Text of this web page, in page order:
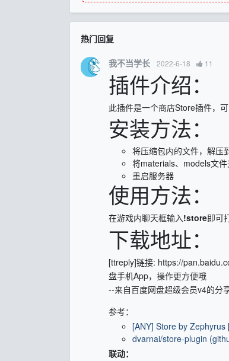
热门回复
我不当学长 2022-6-18 11
插件介绍：
此插件是一个商店Store插件，
安装方法：
将压缩包内的文件，解压
将materials、models文
重启服务器
使用方法：
在游戏内聊天框输入!store即可
下载地址：
[ttreply]链接: https://
盘手机App，操作更方便哦
--来自百度网盘超级会员v4的分
参考：
[ANY] Store by
dvarnai/store-plugin
联动：